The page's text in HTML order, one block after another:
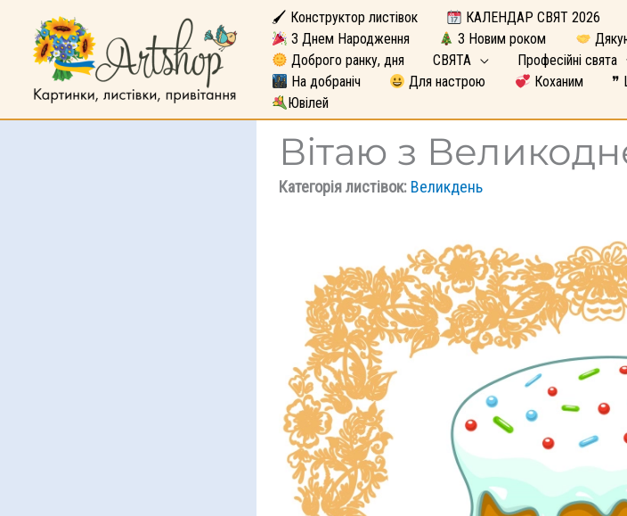
🖌 Конструктор листівок КАЛЕНДАР СВЯТ 2026
З Днем Народження
З Новим роком
Доброго ранку, дня
СВЯТА Професійні свята
На добраніч
Для настрою Коханим ❞
Ювілей
Вітаю з
Категорія листівок: Великдень